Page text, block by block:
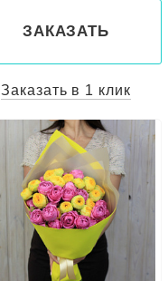
ЗАКАЗАТЬ
Заказать в 1 клик